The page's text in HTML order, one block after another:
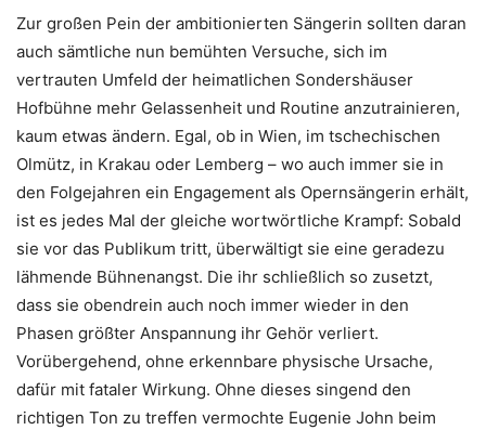
Zur großen Pein der ambitionierten Sängerin sollten daran
auch sämtliche nun bemühten Versuche, sich im
vertrauten Umfeld der heimatlichen Sondershäuser
Hofbühne mehr Gelassenheit und Routine anzutrainieren,
kaum etwas ändern. Egal, ob in Wien, im tschechischen
Olmütz, in Krakau oder Lemberg – wo auch immer sie in
den Folgejahren ein Engagement als Opernsängerin erhält,
ist es jedes Mal der gleiche wortwörtliche Krampf: Sobald
sie vor das Publikum tritt, überwältigt sie eine geradezu
lähmende Bühnenangst. Die ihr schließlich so zusetzt,
dass sie obendrein auch noch immer wieder in den
Phasen größter Anspannung ihr Gehör verliert.
Vorübergehend, ohne erkennbare physische Ursache,
dafür mit fataler Wirkung. Ohne dieses singend den
richtigen Ton zu treffen vermochte Eugenie John beim